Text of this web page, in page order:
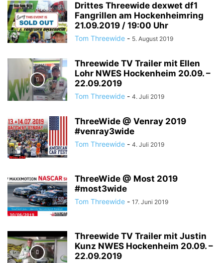
Drittes Threewide dexwet df1
Fangrillen am Hockenheimring
21.09.2019 / 19:00 Uhr
Tom Threewide - 5. August 2019
Threewide TV Trailer mit Ellen
Lohr NWES Hockenheim 20.09. –
22.09.2019
Tom Threewide - 4. Juli 2019
ThreeWide @ Venray 2019
#venray3wide
Tom Threewide - 4. Juli 2019
ThreeWide @ Most 2019
#most3wide
Tom Threewide - 17. Juni 2019
Threewide TV Trailer mit Justin
Kunz NWES Hockenheim 20.09. –
22.09.2019